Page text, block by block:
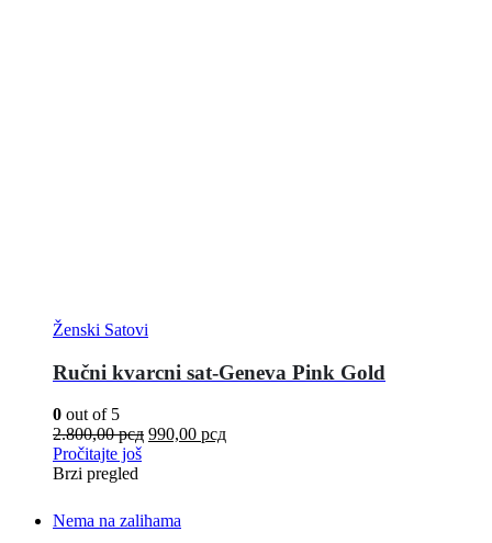
Ženski Satovi
Ručni kvarcni sat-Geneva Pink Gold
0 out of 5
2.800,00рсд 990,00 рсд
Pročitajte još
Brzi pregled
Nema na zalihama